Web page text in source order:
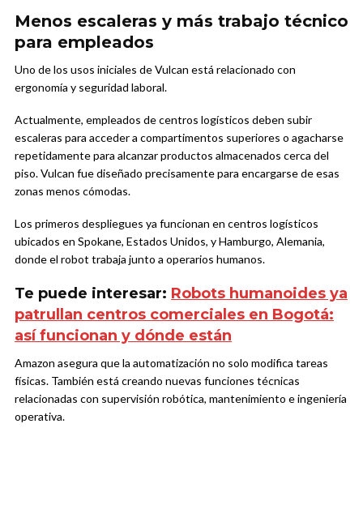
Menos escaleras y más trabajo técnico
para empleados
Uno de los usos iniciales de Vulcan está relacionado con
ergonomía y seguridad laboral.
Actualmente, empleados de centros logísticos deben subir
escaleras para acceder a compartimentos superiores o agacharse
repetidamente para alcanzar productos almacenados cerca del
piso. Vulcan fue diseñado precisamente para encargarse de esas
zonas menos cómodas.
Los primeros despliegues ya funcionan en centros logísticos
ubicados en Spokane, Estados Unidos, y Hamburgo, Alemania,
donde el robot trabaja junto a operarios humanos.
Te puede interesar: Robots humanoides ya
patrullan centros comerciales en Bogotá:
así funcionan y dónde están
Amazon asegura que la automatización no solo modifica tareas
físicas. También está creando nuevas funciones técnicas
relacionadas con supervisión robótica, mantenimiento e ingeniería
operativa.